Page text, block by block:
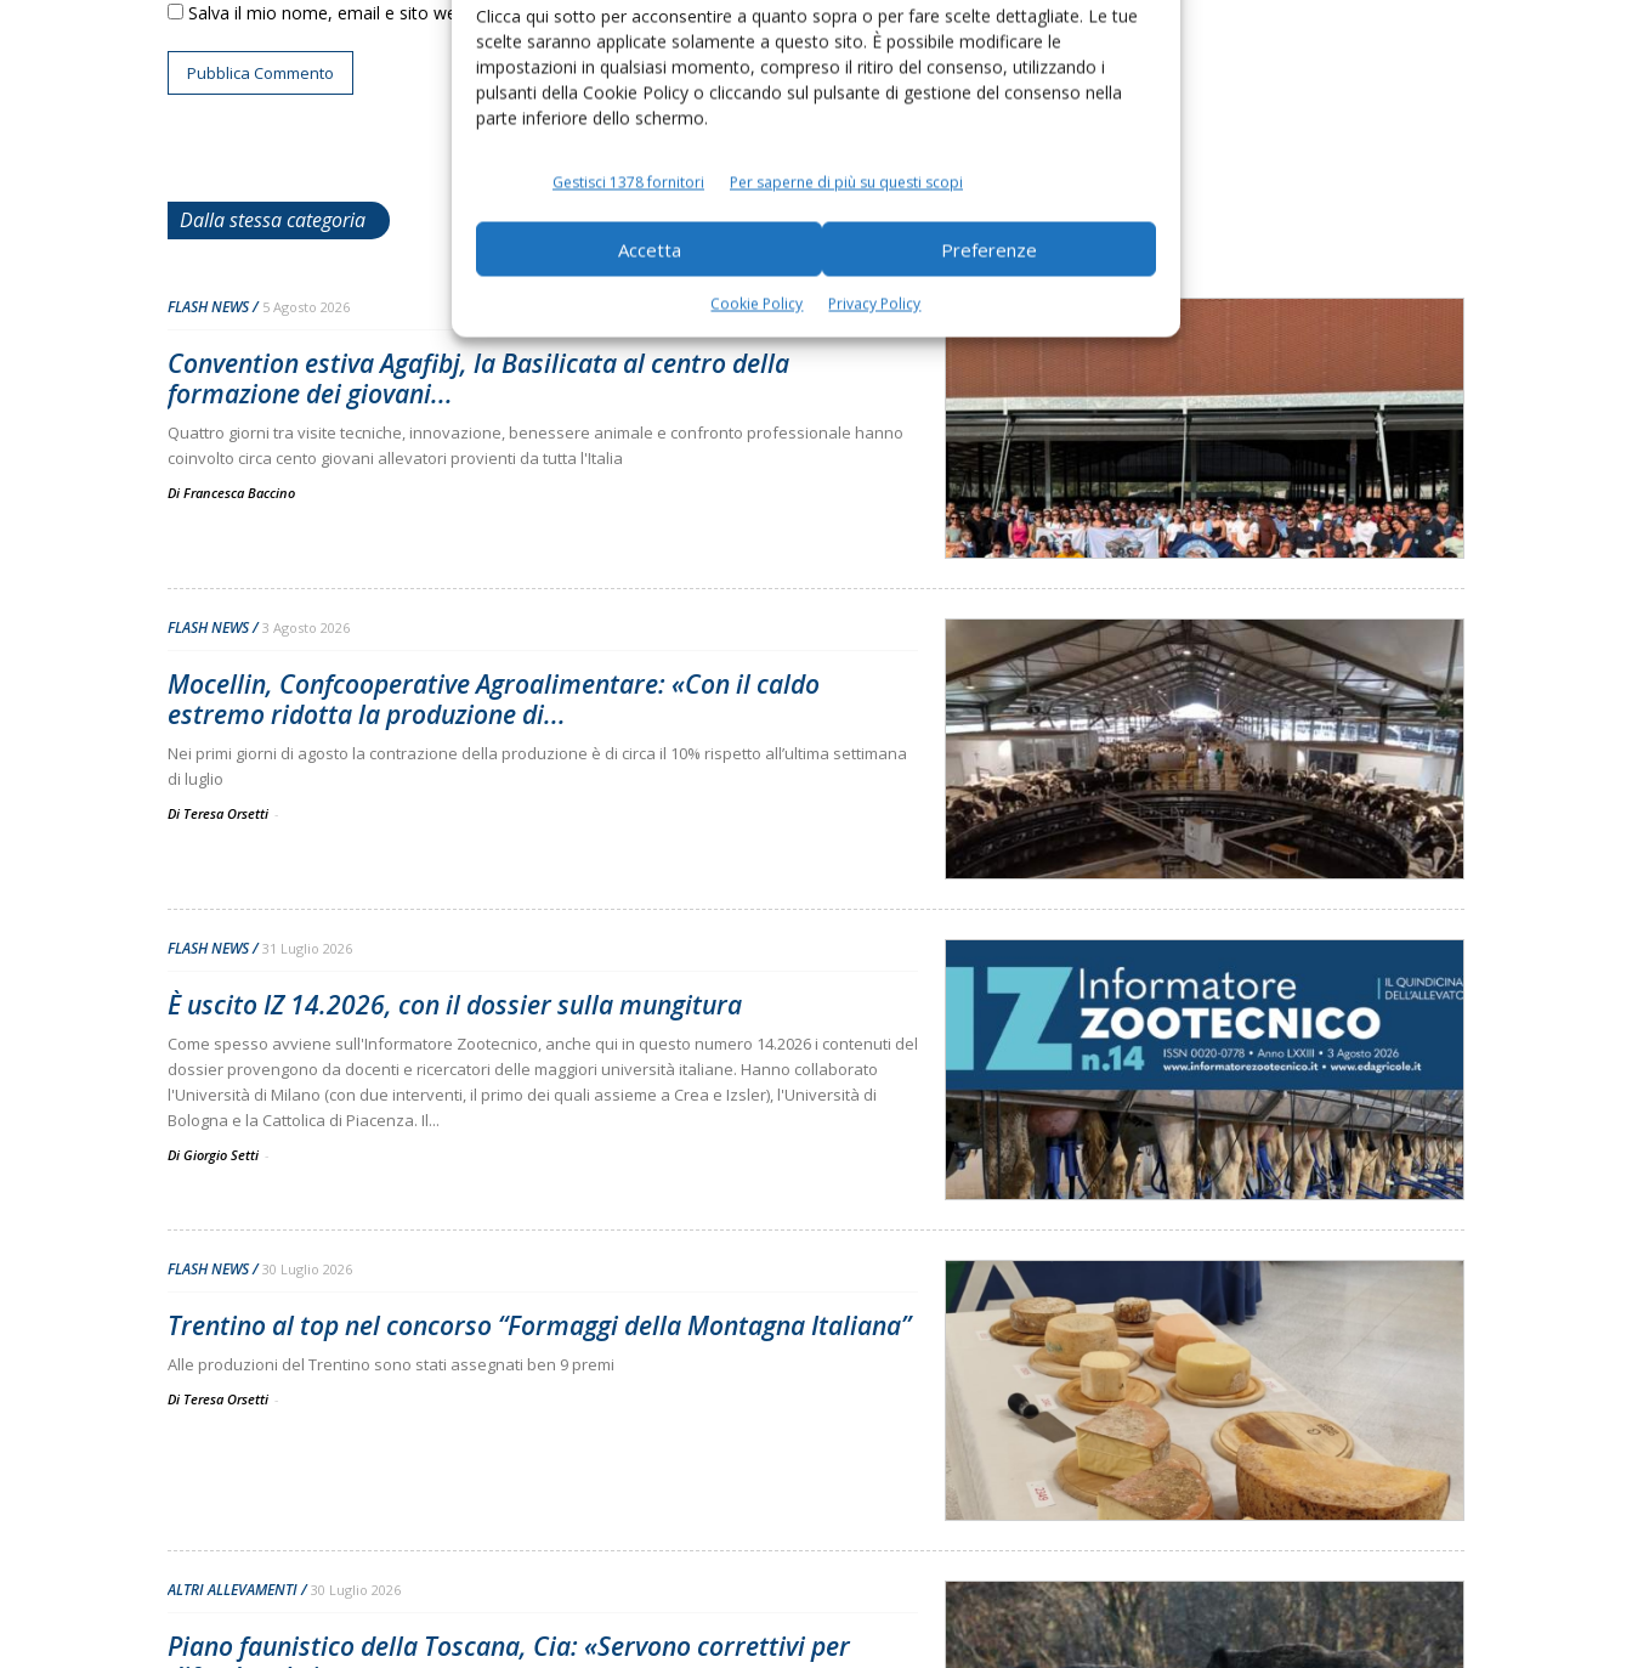
Clicca qui sotto per acconsentire a quanto sopra o per fare scelte dettagliate. Le tue
scelte saranno applicate solamente a questo sito. È possibile modificare le
impostazioni in qualsiasi momento, compreso il ritiro del consenso, utilizzando i
pulsanti della Cookie Policy o cliccando sul pulsante di gestione del consenso nella
parte inferiore dello schermo.
Gestisci 1378 fornitori Per saperne di più su questi scopi
Accetta Preferenze
Cookie Policy Privacy Policy
Salva il mio nome, email e sito web in questo browser per la prossima volta che commento.
Dalla stessa categoria
FLASH NEWS 5 Agosto 2026
Convention estiva Agafibj, la Basilicata al centro della
formazione dei giovani...
Quattro giorni tra visite tecniche, innovazione, benessere animale e confronto professionale hanno
coinvolto circa cento giovani allevatori provienti da tutta l'Italia
Di Francesca Baccino
FLASH NEWS 3 Agosto 2026
Mocellin, Confcooperative Agroalimentare: «Con il caldo
estremo ridotta la produzione di...
Nei primi giorni di agosto la contrazione della produzione è di circa il 10% rispetto all’ultima settimana
di luglio
Di Teresa Orsetti -
FLASH NEWS 31 Luglio 2026
È uscito IZ 14.2026, con il dossier sulla mungitura
Come spesso avviene sull'Informatore Zootecnico, anche qui in questo numero 14.2026 i contenuti del
dossier provengono da docenti e ricercatori delle maggiori università italiane. Hanno collaborato
l'Università di Milano (con due interventi, il primo dei quali assieme a Crea e Izsler), l'Università di
Bologna e la Cattolica di Piacenza. Il...
Di Giorgio Setti -
FLASH NEWS 30 Luglio 2026
Trentino al top nel concorso “Formaggi della Montagna Italiana”
Alle produzioni del Trentino sono stati assegnati ben 9 premi
Di Teresa Orsetti -
ALTRI ALLEVAMENTI 30 Luglio 2026
Piano faunistico della Toscana, Cia: «Servono correttivi per